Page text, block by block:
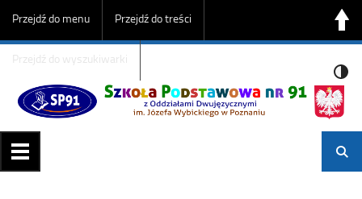
Przejdź do menu Przejdź do treści
Przejdź do wyszukiwarki